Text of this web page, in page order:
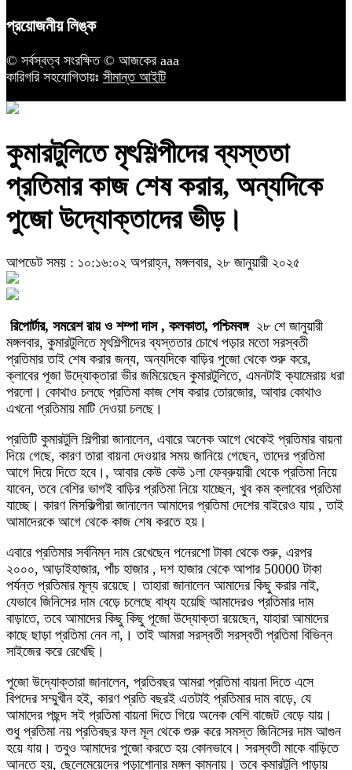
প্রয়োজনীয় লিঙ্ক
© সর্বস্বত্ব সংরক্ষিত © আজকের aaa
কারিগরি সহযোগিতায়ঃ সীমান্ত আইটি
কুমারটুলিতে মৃৎশিল্পীদের ব্যস্ততা
প্রতিমার কাজ শেষ করার, অন্যদিকে
পুজো উদ্যোক্তাদের ভীড়।
আপডেট সময় : ১০:১৬:০২ অপরাহ্ন, মঙ্গলবার, ২৮ জানুয়ারী ২০২৫
রিপোর্টার, সমরেশ রায় ও শম্পা দাস , কলকাতা, পশ্চিমবঙ্গ২৮ শে জানুয়ারী
মঙ্গলবার, কুমারটুলিতে মৃৎশিল্পীদের ব্যস্ততার চোখে পড়ার মতো সরস্বতী
প্রতিমার তাই শেষ করার জন্য, অন্যদিকে বাড়ির পুজো থেকে শুরু করে,
ক্লাবের পূজা উদ্যোক্তারা ভীর জমিয়েছেন কুমারটুলিতে, এমনটাই ক্যামেরায় ধরা
পরলো। কোথাও চলছে প্রতিমা কাজ শেষ করার তোরজোর, আবার কোথাও
এখনো প্রতিমায় মাটি দেওয়া চলছে।
প্রতিটি কুমারটুলি শিল্পীরা জানালেন, এবারে অনেক আগে থেকেই প্রতিমার বায়না
দিয়ে গেছে, কারণ তারা বায়না দেওয়ার সময় জানিয়ে গেছেন, তাদের প্রতিমা
আগে দিয়ে দিতে হবে।, আবার কেউ কেউ ১লা ফেব্রুয়ারী থেকে প্রতিমা নিয়ে
যাবেন, তবে বেশির ভাগই বাড়ির প্রতিমা নিয়ে যাচ্ছেন, খুব কম ক্লাবের প্রতিমা
যাচ্ছে। কারণ মিসকিল্পীরা জানালেন আমাদের প্রতিমা দেশের বাইরেও যায় , তাই
আমাদেরকে আগে থেকে কাজ শেষ করতে হয়।
এবারে প্রতিমার সর্বনিম্ন দাম রেখেছেন পনেরশো টাকা থেকে শুরু, এরপর
২০০০, আড়াইহাজার, পাঁচ হাজার , দশ হাজার থেকে আপার 50000 টাকা
পর্যন্ত প্রতিমার মূল্য রয়েছে। তাহারা জানালেন আমাদের কিছু করার নাই,
যেভাবে জিনিসের দাম বেড়ে চলেছে বাধ্য হয়েছি আমাদেরও প্রতিমার দাম
বাড়াতে, তবে আমাদের কিছু কিছু পূজো উদ্যোক্তা রয়েছেন, যাহারা আমাদের
কাছে ছাড়া প্রতিমা নেন না,। তাই আমরা সরস্বতী সরস্বতী প্রতিমা বিভিন্ন
সাইজের করে রেখেছি।
পূজো উদ্যোক্তারা জানালেন, প্রতিবছর আমরা প্রতিমা বায়না দিতে এসে
বিপদের সম্মুখীন হই, কারণ প্রতি বছরই এতটাই প্রতিমার দাম বাড়ে, যে
আমাদের পছন্দ সই প্রতিমা বায়না দিতে গিয়ে অনেক বেশি বাজেট বেড়ে যায়।
শুধু প্রতিমা নয় প্রতিবছর ফল মূল থেকে শুরু করে সমস্ত জিনিসের দাম আগুন
হয়ে যায়। তবুও আমাদের পুজো করতে হয় কোনভাবে। সরস্বতী মাকে বাড়িতে
আনতে হয়, ছেলেমেয়েদের পড়াশোনার মঙ্গল কামনায়। তবে কুমারটুলি পাড়ায়